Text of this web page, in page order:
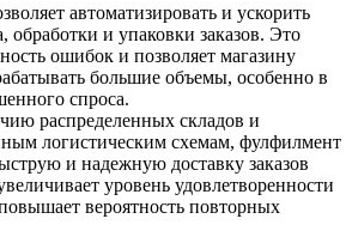
автоматизировать и ускорить
обработки и упаковки заказов. Это
ошибок и позволяет магазину
большие объемы, особенно в
спроса.
распределенных складов и
логистическим схемам, фулфилмент
и надежную доставку заказов
уровень удовлетворенности
вероятность повторных